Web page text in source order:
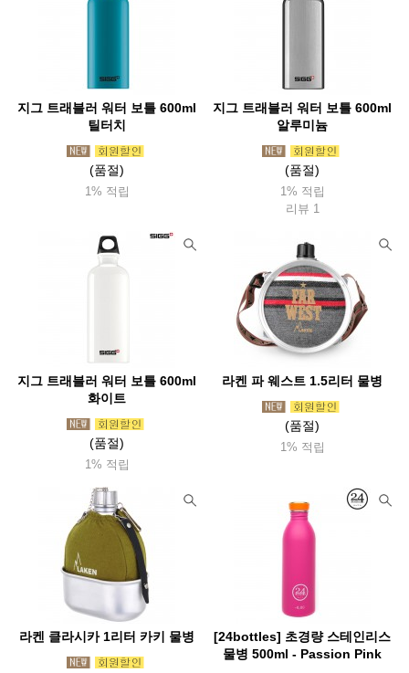
지그 트래블러 워터 보틀 600ml
틸터치
(품절)
1% 적립
지그 트래블러 워터 보틀 600ml
알루미늄
(품절)
1% 적립
리뷰 1
지그 트래블러 워터 보틀 600ml
화이트
(품절)
1% 적립
라켄 파 웨스트 1.5리터 물병
(품절)
1% 적립
라켄 클라시카 1리터 카키 물병
[24bottles] 초경량 스테인리스
물병 500ml - Passion Pink